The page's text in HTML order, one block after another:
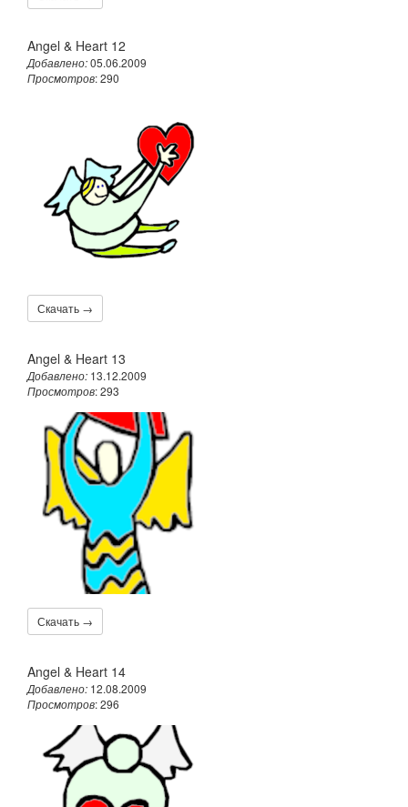
Angel & Heart 12
Добавлено:05.06.2009
Просмотров: 290
Скачать →
Angel & Heart 13
Добавлено: 13.12.2009
Просмотров: 293
Скачать →
Angel & Heart 14
Добавлено: 12.08.2009
Просмотров: 296